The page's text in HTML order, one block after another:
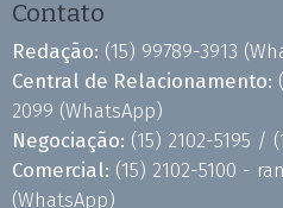
Contato
Redação: (15) 99789-3913
Central de Relacionamento:
2099 (WhatsApp)
Negociação: (15) 2102-5195 /
Comercial: (15) 2102-5100 -
(WhatsApp)